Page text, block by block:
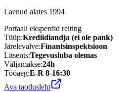
Laenud alates 1994
Portaali eksperdid reiting
Tüüp:Krediidiandja (ei ole pank)
Järelevalve:Finantsinspektsioon
Litsents:Tegevusluba olemas
Väljamakse:24h
Tööaeg:E-R 8-16:30
Ava taotlusleht